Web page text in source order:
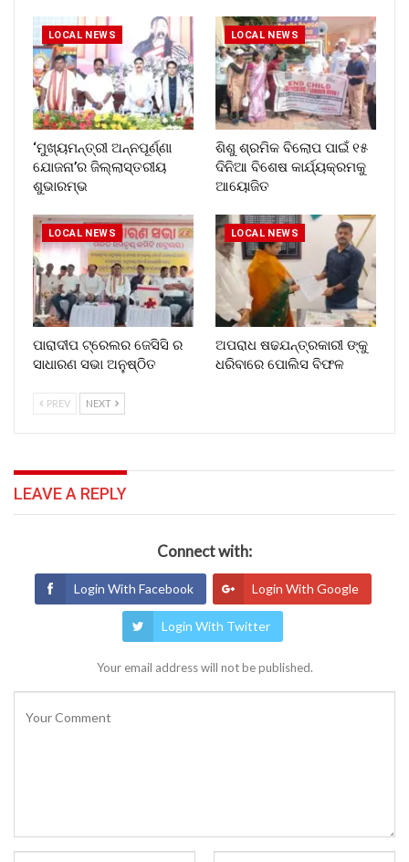
LOCAL NEWS
‘ମୁଖ୍ୟମନ୍ତ୍ରୀ ଅନ୍ନପୂର୍ଣ୍ଣା
ଯୋଜନା’ର ଜିଲ୍ଲାସ୍ତରୀୟ
ଶୁଭାରମ୍ଭ
LOCAL NEWS
ଶିଶୁ ଶ୍ରମିକ ବିଲୋପ ପାଇଁ ୧୫
ଦିନିଆ ବିଶେଷ କାର୍ଯ୍ୟକ୍ରମକୁ
ଆୟୋଜିତ
LOCAL NEWS
ପାରାଦୀପ ଟ୍ରେଲର ଜେସିସି ର
ସାଧାରଣ ସଭା ଅନୁଷ୍ଠିତ
LOCAL NEWS
ଅପରାଧ ଷଢଯନ୍ତ୍ରକାରୀ ଙ୍କୁ
ଧରିବାରେ ପୋଲିସ ବିଫଳ
PREV NEXT
LEAVE A REPLY
Connect with:
Login With Facebook Login With Google
Login With Twitter
Your email address will not be published.